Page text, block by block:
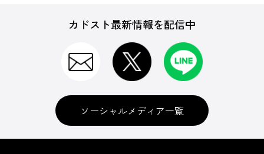
カドスト最新情報を配信中
ソーシャルメディア一覧